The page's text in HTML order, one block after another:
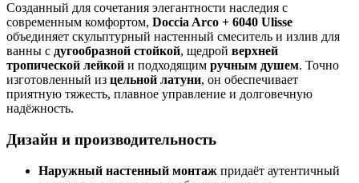
Созданный для сочетания элегантности наследия с
современным комфортом, Doccia Arco + 6040 Ulisse
объединяет скульптурный настенный смеситель и излив для
ванны с дугообразной стойкой, щедрой верхней
тропической лейкой и подходящим ручным душем. Точно
изготовленный из цельной латуни, он обеспечивает
приятную тяжесть, плавное управление и долговечную
надёжность.
Дизайн и производительность
Наружный настенный монтаж придаёт аутентичный